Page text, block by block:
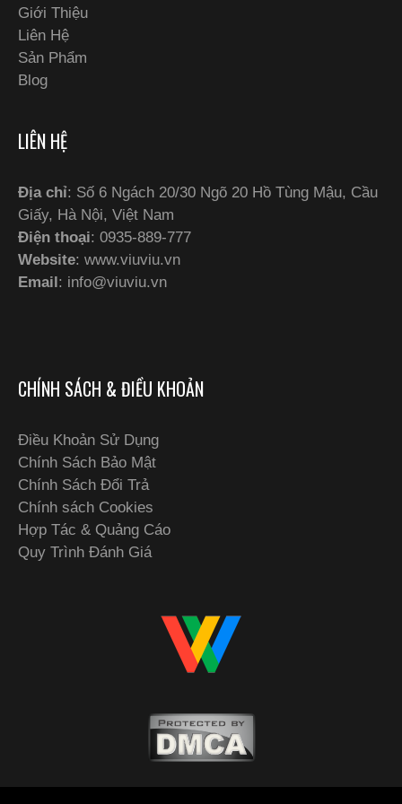
Giới Thiệu
Liên Hệ
Sản Phẩm
Blog
LIÊN HỆ
Địa chỉ: Số 6 Ngách 20/30 Ngõ 20 Hồ Tùng Mậu, Cầu
Giấy, Hà Nội, Việt Nam
Điện thoại: 0935-889-777
Website: www.viuviu.vn
Email : info@viuviu.vn
CHÍNH SÁCH & ĐIỀU KHOẢN
Điều Khoản Sử Dụng
Chính Sách Bảo Mật
Chính Sách Đổi Trả
Chính sách Cookies
Hợp Tác & Quảng Cáo
Quy Trình Đánh Giá